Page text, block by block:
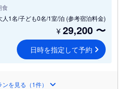
食
人1名/子ども0名/1室/泊 (参考宿泊料金)
¥29,200 〜
日時を指定して予約
を見る（1件）